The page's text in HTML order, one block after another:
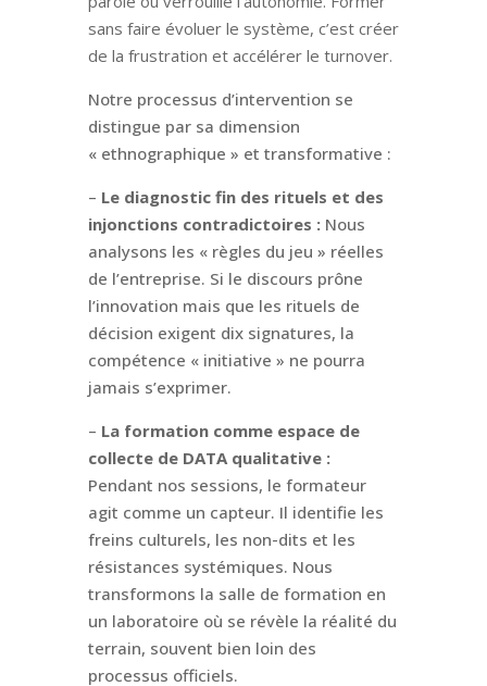
sans faire évoluer le système, c’est créer
de la frustration et accélérer le turnover.
Notre processus d’intervention se
distingue par sa dimension
« ethnographique » et transformative :
– Le diagnostic fin des rituels et des
injonctions contradictoires :Nous
analysons les « règles du jeu » réelles
de l’entreprise. Si le discours prône
l’innovation mais que les rituels de
décision exigent dix signatures, la
compétence « initiative » ne pourra
jamais s’exprimer.
– La formation comme espace de
collecte de DATA qualitative :
Pendant nos sessions, le formateur
agit comme un capteur. Il identifie les
freins culturels, les non-dits et les
résistances systémiques. Nous
transformons la salle de formation en
un laboratoire où se révèle la réalité du
terrain, souvent bien loin des
processus officiels.